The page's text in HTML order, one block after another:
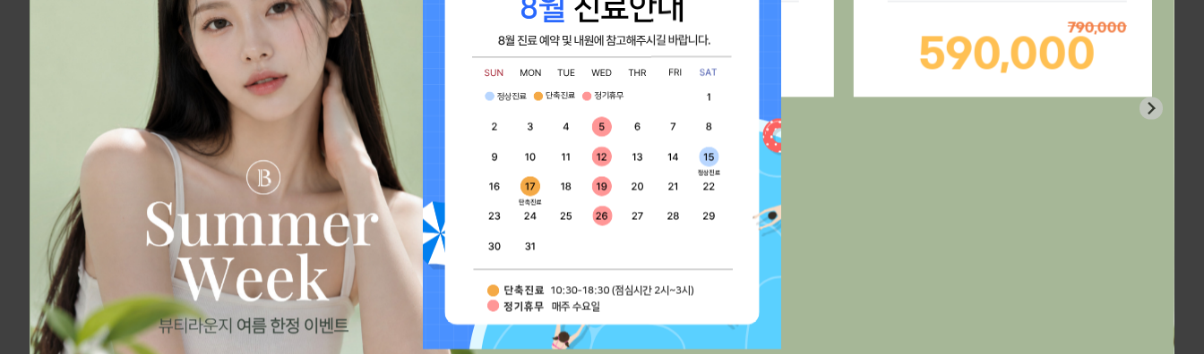
보톡스
톡스3cc + 물광촉촉팩
620,000 590,000
260,000
LDM
리프팅 + 모델링팩
NO,1
매끈물광보톡스
릴리이드2cc + 스킨보톡스3cc + 물광촉촉팩
189,000
620,000
790,000
590,000
피부 재생, 홍조, 염증감소, 탄력
라라(LHALA) 필
4세대 LHA 성분을 이용한 저자극 필링
온열 스탬프 관리
시술주기
1 ~ 2주 간격
체크포인트